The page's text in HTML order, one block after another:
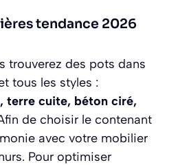
tendance 2026
trouverez des pots dans
tous les styles :
terre cuite, béton ciré,
de choisir le contenant
avec votre mobilier
Pour optimiser